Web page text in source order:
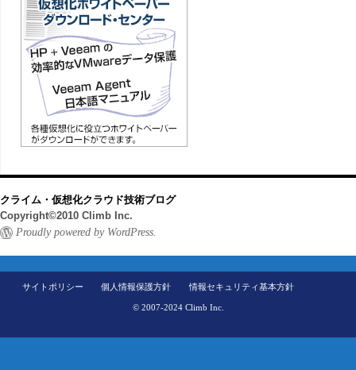
クライム・仮想化クラウド技術ブログ
Copyright©2010 Climb Inc.
Proudly powered by WordPress.
サイトポリシー 個人情報保護方針 情報セキュリティ基本方針
© 2007-2024 Climb Inc.